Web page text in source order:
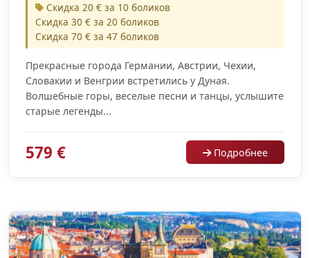
Скидка 20 € за 10 боликов
Скидка 30 € за 20 боликов
Скидка 70 € за 47 боликов
Прекрасные города Германии, Австрии, Чехии,
Словакии и Венгрии встретились у Дуная.
Волшебные горы, веселые песни и танцы, услышите
старые легенды...
579 € Подробнее